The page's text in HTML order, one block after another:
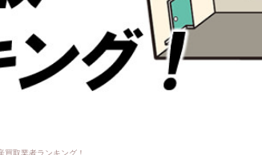
取業者ランキング！